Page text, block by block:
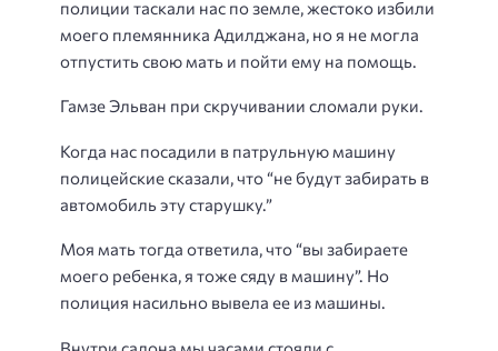
полиции таскали нас по земле, жестоко избили
моего племянника Адилджана, но я не могла
отпустить свою мать и пойти ему на помощь.
Гамзе Эльван при скручивании сломали руки.
Когда нас посадили в патрульную машину
полицейские сказали, что “не будут забирать в
автомобиль эту старушку.”
Моя мать тогда ответила, что “вы забираете
моего ребенка, я тоже сяду в машину”. Но
полиция насильно вывела ее из машины.